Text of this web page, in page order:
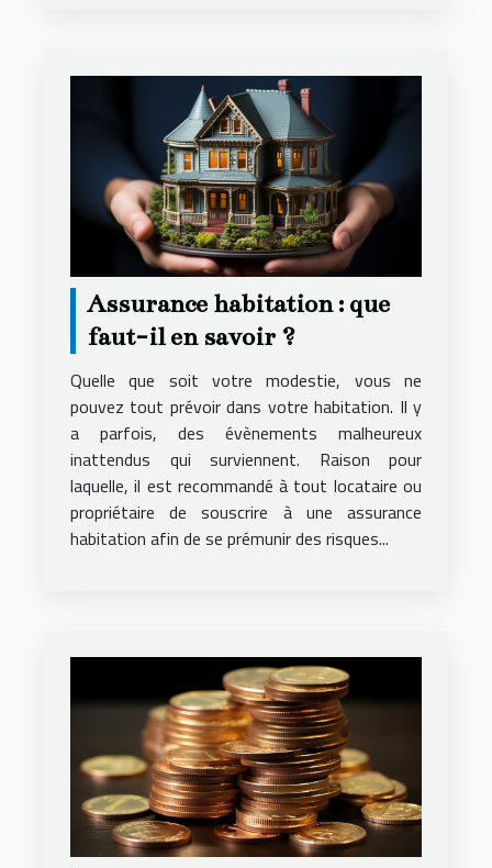
Assurance habitation : que
faut-il en savoir ?
Quelle que soit votre modestie, vous ne
pouvez tout prévoir dans votre habitation. Il y
a parfois, des évènements malheureux
inattendus qui surviennent. Raison pour
laquelle, il est recommandé à tout locataire ou
propriétaire de souscrire à une assurance
habitation afin de se prémunir des risques...